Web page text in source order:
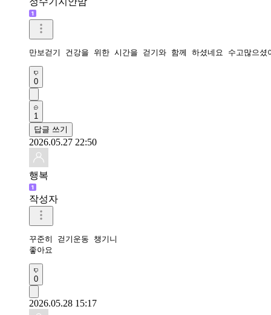
만보걷기 건강을 위한 시간을 걷기와 함께 하셨네요 수고많으
0
1
답글 쓰기
2026.05.27 22:50
행복
작성자
꾸준히 걷기운동 챙기니
좋아요
0
2026.05.28 15:17